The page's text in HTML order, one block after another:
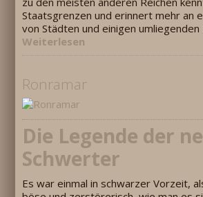
Staatsgrenzen und erinnert mehr an
von Städten und einigen umliegenden
Weiterlesen
Ronramar
Die Legende der
Schwerter
Es war einmal in schwarzer Vorzeit,